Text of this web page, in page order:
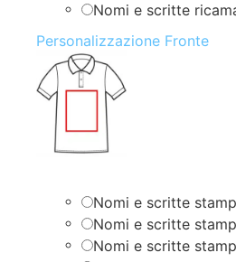
Nomi e scritte
Personalizzazione Fronte
Nomi e scritte
Nomi e scritte
Nomi e scritte